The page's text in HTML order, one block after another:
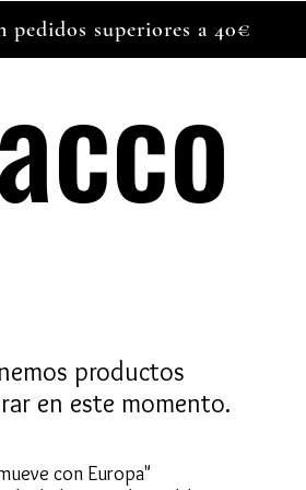
pedidos superiores a 40€
productos
en este momento.